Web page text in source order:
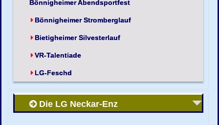
Bönnigheimer Abendsportfest
Bönnigheimer Stromberglauf
Bietigheimer Silvesterlauf
VR-Talentiade
LG-Feschd
Die LG Neckar-Enz